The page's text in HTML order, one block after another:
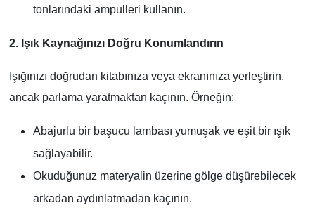
tonlarındaki ampulleri kullanın.
2. Işık Kaynağınızı Doğru Konumlandırın
Işığınızı doğrudan kitabınıza veya ekranınıza yerleştirin,
ancak parlama yaratmaktan kaçının. Örneğin:
Abajurlu bir başucu lambası yumuşak ve eşit bir ışık
sağlayabilir.
Okuduğunuz materyalin üzerine gölge düşürebilecek
arkadan aydınlatmadan kaçının.